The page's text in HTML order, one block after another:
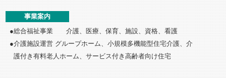
事業案内
総合福祉事業 介護、医療、保育、施設、資格、看護
介護施設運営 グループホーム、小規模多機能型住宅介護、介
護付き 有料老人ホーム、サービス付き高齢者向け住宅